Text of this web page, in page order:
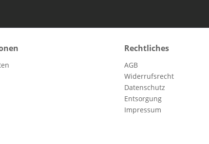
Rechtliches
AGB
Widerrufsrecht
Datenschutz
Entsorgung
Impressum